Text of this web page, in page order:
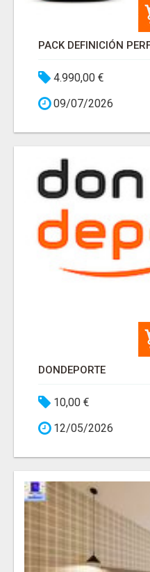
PACK DEFINICIÓN
4.990,00 €
09/07/2026
DONDEPORTE
10,00 €
12/05/2026